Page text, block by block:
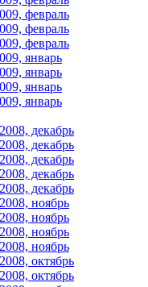
февраль
февраль
февраль
январь
январь
январь
январь
декабрь
декабрь
декабрь
декабрь
декабрь
ноябрь
ноябрь
ноябрь
ноябрь
октябрь
октябрь